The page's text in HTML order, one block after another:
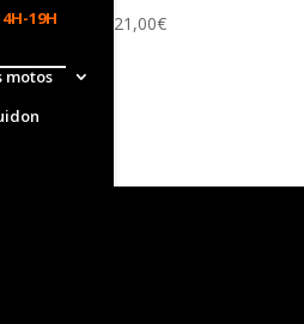
19H
motos
21,00€